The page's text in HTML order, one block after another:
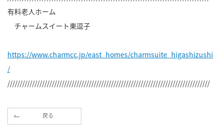
有料老人ホーム
チャームスイート東逗子
https://www.charmcc.jp/east_homes/charmsuite_higashizushi
/
//////////////////////////////////////////////////////////////////////////////////
戻る